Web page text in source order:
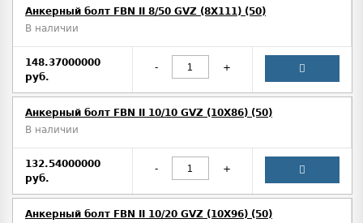
Анкерный болт FBN II 8/50 GVZ (8X111) (50)
В наличии
148.37000000
руб.
- +
Анкерный болт FBN II 10/10 GVZ (10X86) (50)
В наличии
132.54000000
руб.
- +
Анкерный болт FBN II 10/20 GVZ (10X96) (50)